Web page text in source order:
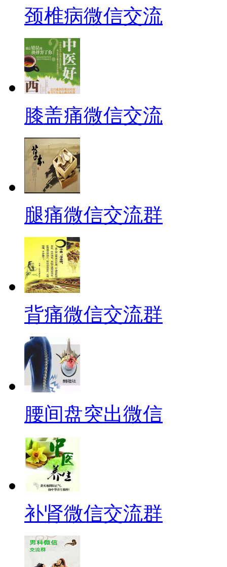
颈椎病微信交流
膝盖痛微信交流
腿痛微信交流群
背痛微信交流群
腰间盘突出微信
补肾微信交流群